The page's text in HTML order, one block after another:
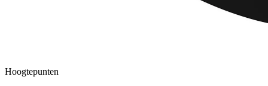
Hoogtepunten